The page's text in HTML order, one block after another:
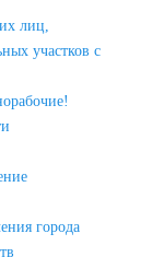
лиц,
участков с
города